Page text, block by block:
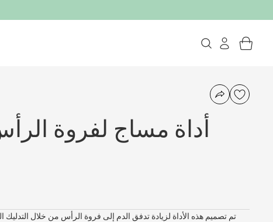
أداة مساج لفروة
تم تصميم هذه الأداة لزيادة تدفق الدم إلى فروة الرأس من خلال